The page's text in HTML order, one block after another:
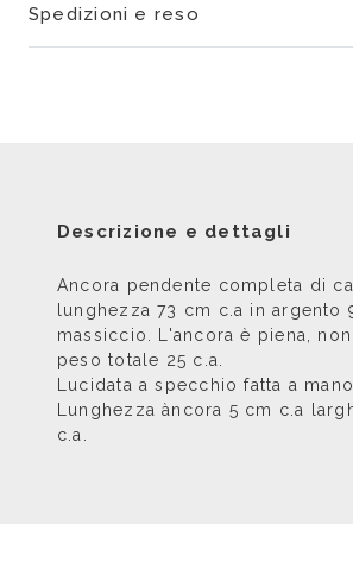
Spedizioni e reso
Descrizione e dettagli
Ancora pendente completa di
lunghezza 73 cm c.a in argento
massiccio. L'ancora è piena, non
peso totale 25 c.a.
Lucidata a specchio fatta a
Lunghezza àncora 5 cm c.a
c.a.